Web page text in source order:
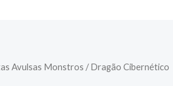
Avulsas Monstros / Dragão Cibernético